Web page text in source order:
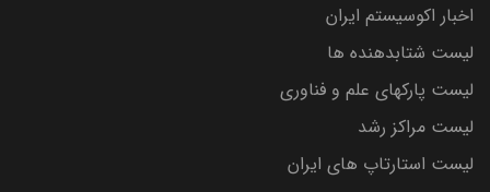
اخبار اکوسیستم ایران
لیست شتابدهنده ها
لیست پارکهای علم و فناوری
لیست مراکز رشد
لیست استارتاپ های ایران